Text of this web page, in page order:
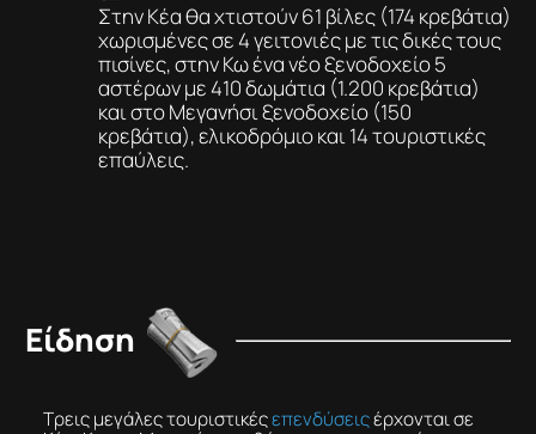
Στην Κέα θα χτιστούν 61 βίλες (174 κρεβάτια)
χωρισμένες σε 4 γειτονιές με τις δικές τους
πισίνες, στην Κω ένα νέο ξενοδοχείο 5
αστέρων με 410 δωμάτια (1.200 κρεβάτια)
και στο Μεγανήσι ξενοδοχείο (150
κρεβάτια), ελικοδρόμιο και 14 τουριστικές
επαύλεις.
Είδηση
Τρεις μεγάλες τουριστικέςεπενδύσειςέρχονται σε